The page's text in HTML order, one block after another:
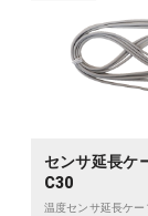
センサ延長ケ
C30
温度センサ延長ケー